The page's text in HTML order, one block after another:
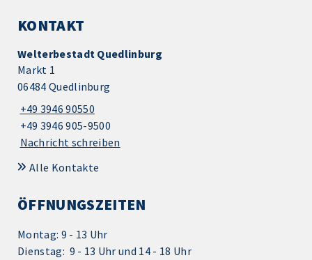
KONTAKT
Welterbestadt Quedlinburg
Markt 1
06484 Quedlinburg
+49 3946 90550
+49 3946 905-9500
Nachricht schreiben
Alle Kontakte
ÖFFNUNGSZEITEN
Montag: 9 - 13 Uhr
Dienstag: 9 - 13 Uhr und 14 - 18 Uhr